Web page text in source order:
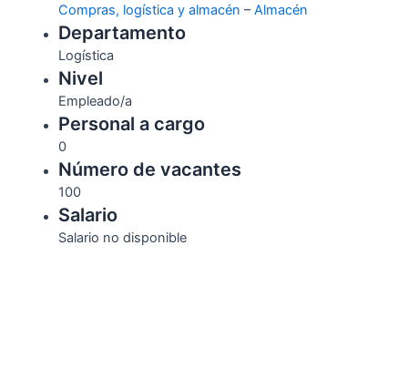
Compras, logística y almacén –Almacén
Departamento
Logística
Nivel
Empleado/a
Personal a cargo
0
Número de vacantes
100
Salario
Salario no disponible